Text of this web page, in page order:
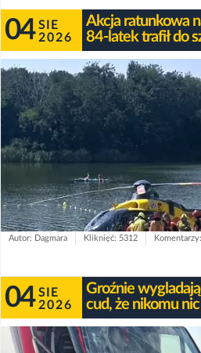
04 SIE
2026
Akcja ratunkowa
84-latek trafił do
Autor: Dagmara Kliknięć: 5312
04 SIE
2026
Groźnie
cud, że nikomu nic